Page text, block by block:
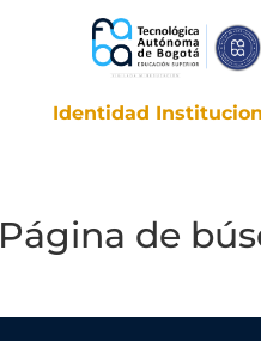
Identidad
Identidad
Página de